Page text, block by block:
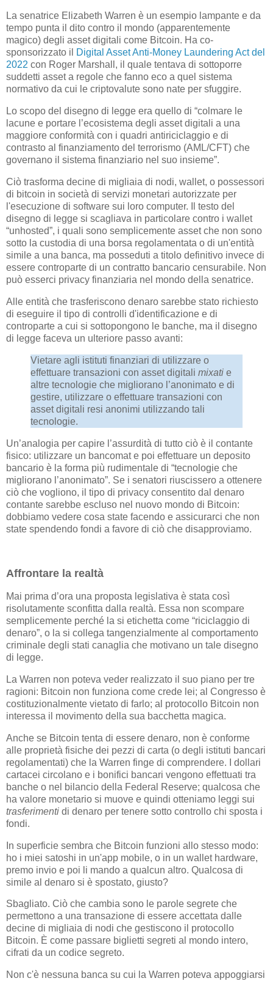
La senatrice Elizabeth Warren è un esempio lampante e da
tempo punta il dito contro il mondo (apparentemente
magico) degli asset digitali come Bitcoin. Ha co-
sponsorizzato il
Digital Asset Anti-Money Laundering Act del
2022 con Roger Marshall, il quale tentava di sottoporre
suddetti asset a regole che fanno eco a quel sistema
normativo da cui le criptovalute sono nate per sfuggire.
Lo scopo del disegno di legge era quello di “colmare le
lacune e portare l’ecosistema degli asset digitali a una
maggiore conformità con i quadri antiriciclaggio e di
contrasto al finanziamento del terrorismo (AML/CFT) che
governano il sistema finanziario nel suo insieme”.
Ciò trasforma decine di migliaia di nodi, wallet, o possessori
di bitcoin in società di servizi monetari autorizzate per
l'esecuzione di software sui loro computer. Il testo del
disegno di legge si scagliava in particolare contro i wallet
“unhosted”, i quali sono semplicemente asset che non sono
sotto la custodia di una borsa regolamentata o di un'entità
simile a una banca, ma posseduti a titolo definitivo invece di
essere controparte di un contratto bancario censurabile. Non
può esserci privacy finanziaria nel mondo della senatrice.
Alle entità che trasferiscono denaro sarebbe stato richiesto
di eseguire il tipo di controlli d'identificazione e di
controparte a cui si sottopongono le banche, ma il disegno
di legge faceva un ulteriore passo avanti:
Vietare agli istituti finanziari di utilizzare o
effettuare transazioni con asset digitali mixati e
altre tecnologie che migliorano l’anonimato e di
gestire, utilizzare o effettuare transazioni con
asset digitali resi anonimi utilizzando tali
tecnologie.
Un’analogia per capire l’assurdità di tutto ciò è il contante
fisico: utilizzare un bancomat e poi effettuare un deposito
bancario è la forma più rudimentale di “tecnologie che
migliorano l’anonimato”. Se i senatori riuscissero a ottenere
ciò che vogliono, il tipo di privacy consentito dal denaro
contante sarebbe escluso nel nuovo mondo di Bitcoin:
dobbiamo vedere cosa state facendo e assicurarci che non
state spendendo fondi a favore di ciò che disapproviamo.
Affrontare la realtà
Mai prima d’ora una proposta legislativa è stata così
risolutamente sconfitta dalla realtà. Essa non scompare
semplicemente perché la si etichetta come “riciclaggio di
denaro”, o la si collega tangenzialmente al comportamento
criminale degli stati canaglia che motivano un tale disegno
di legge.
La Warren non poteva veder realizzato il suo piano per tre
ragioni: Bitcoin non funziona come crede lei; al Congresso è
costituzionalmente vietato di farlo; al protocollo Bitcoin non
interessa il movimento della sua bacchetta magica.
Anche se Bitcoin tenta di essere denaro, non è conforme
alle proprietà fisiche dei pezzi di carta (o degli istituti bancari
regolamentati) che la Warren finge di comprendere. I dollari
cartacei circolano e i bonifici bancari vengono effettuati tra
banche o nel bilancio della Federal Reserve; qualcosa che
ha valore monetario si muove e quindi otteniamo leggi sui
trasferimenti di denaro per tenere sotto controllo chi sposta i
fondi.
In superficie sembra che Bitcoin funzioni allo stesso modo:
ho i miei satoshi in un'app mobile, o in un wallet hardware,
premo invio e poi li mando a qualcun altro. Qualcosa di
simile al denaro si è spostato, giusto?
Sbagliato. Ciò che cambia sono le parole segrete che
permettono a una transazione di essere accettata dalle
decine di migliaia di nodi che gestiscono il protocollo
Bitcoin. È come passare biglietti segreti al mondo intero,
cifrati da un codice segreto.
Non c'è nessuna banca su cui la Warren poteva appoggiarsi